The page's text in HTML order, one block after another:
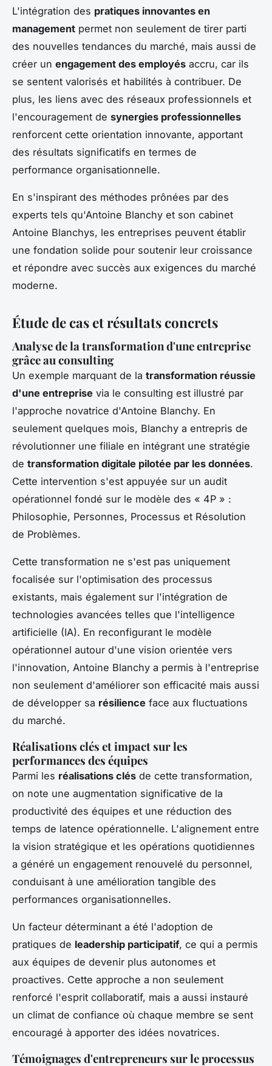
L'intégration des pratiques innovantes en
management permet non seulement de tirer parti
des nouvelles tendances du marché, mais aussi de
créer un engagement des employés accru, car ils
se sentent valorisés et habilités à contribuer. De
plus, les liens avec des réseaux professionnels et
l'encouragement de synergies professionnelles
renforcent cette orientation innovante, apportant
des résultats significatifs en termes de
performance organisationnelle.
En s'inspirant des méthodes prônées par des
experts tels qu'Antoine Blanchy et son cabinet
Antoine Blanchys, les entreprises peuvent établir
une fondation solide pour soutenir leur croissance
et répondre avec succès aux exigences du marché
moderne.
Étude de cas et résultats concrets
Analyse de la transformation d'une entreprise
grâce au consulting
Un exemple marquant de la transformation réussie
d'une entreprise via le consulting est illustré par
l'approche novatrice d'Antoine Blanchy. En
seulement quelques mois, Blanchy a entrepris de
révolutionner une filiale en intégrant une stratégie
de transformation digitale pilotée par les données.
Cette intervention s'est appuyée sur un audit
opérationnel fondé sur le modèle des « 4P » :
Philosophie, Personnes, Processus et Résolution
de Problèmes.
Cette transformation ne s'est pas uniquement
focalisée sur l'optimisation des processus
existants, mais également sur l'intégration de
technologies avancées telles que l'intelligence
artificielle (IA). En reconfigurant le modèle
opérationnel autour d'une vision orientée vers
l'innovation, Antoine Blanchy a permis à l'entreprise
non seulement d'améliorer son efficacité mais aussi
de développer sa résilience face aux fluctuations
du marché.
Réalisations clés et impact sur les
performances des équipes
Parmi les réalisations clés de cette transformation,
on note une augmentation significative de la
productivité des équipes et une réduction des
temps de latence opérationnelle. L'alignement entre
la vision stratégique et les opérations quotidiennes
a généré un engagement renouvelé du personnel,
conduisant à une amélioration tangible des
performances organisationnelles.
Un facteur déterminant a été l'adoption de
pratiques de leadership participatif, ce qui a permis
aux équipes de devenir plus autonomes et
proactives. Cette approche a non seulement
renforcé l'esprit collaboratif, mais a aussi instauré
un climat de confiance où chaque membre se sent
encouragé à apporter des idées novatrices.
Témoignages d'entrepreneurs sur le processus